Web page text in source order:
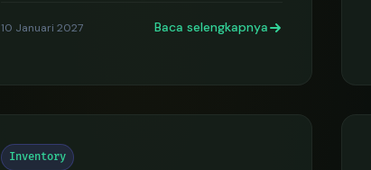
10 Januari 2027 Baca selengkapnya
Inventory